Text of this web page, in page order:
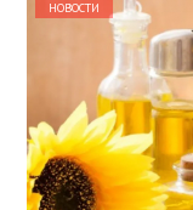
НОВОСТИ